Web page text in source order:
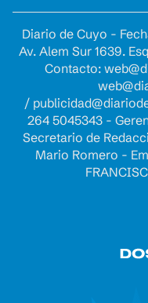
Diario de Cuyo -
Av. Alem Sur 1639.
Contacto:
/
264 5045343 -
Secretario de
Mario Romero -